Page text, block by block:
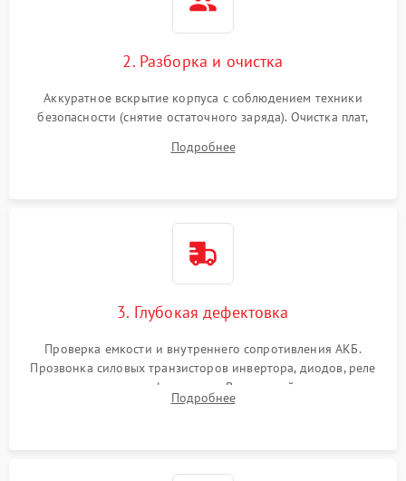
2. Разборка и очистка
Аккуратное вскрытие корпуса с соблюдением техники
безопасности (снятие остаточного заряда). Очистка плат,
и кистей для предотвращения перегрева и замыканий.
Подробнее
3. Глубокая дефектовка
Проверка емкости и внутреннего сопротивления АКБ.
Прозвонка силовых транзисторов инвертора, диодов, реле
переключения и трансформатора. Визуальный поиск вздутых
конденсаторов и прогаров на печатной плате.
Подробнее